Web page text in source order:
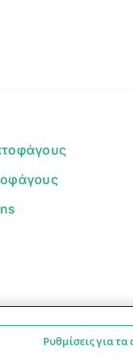
Ρυθμίσεις για τα